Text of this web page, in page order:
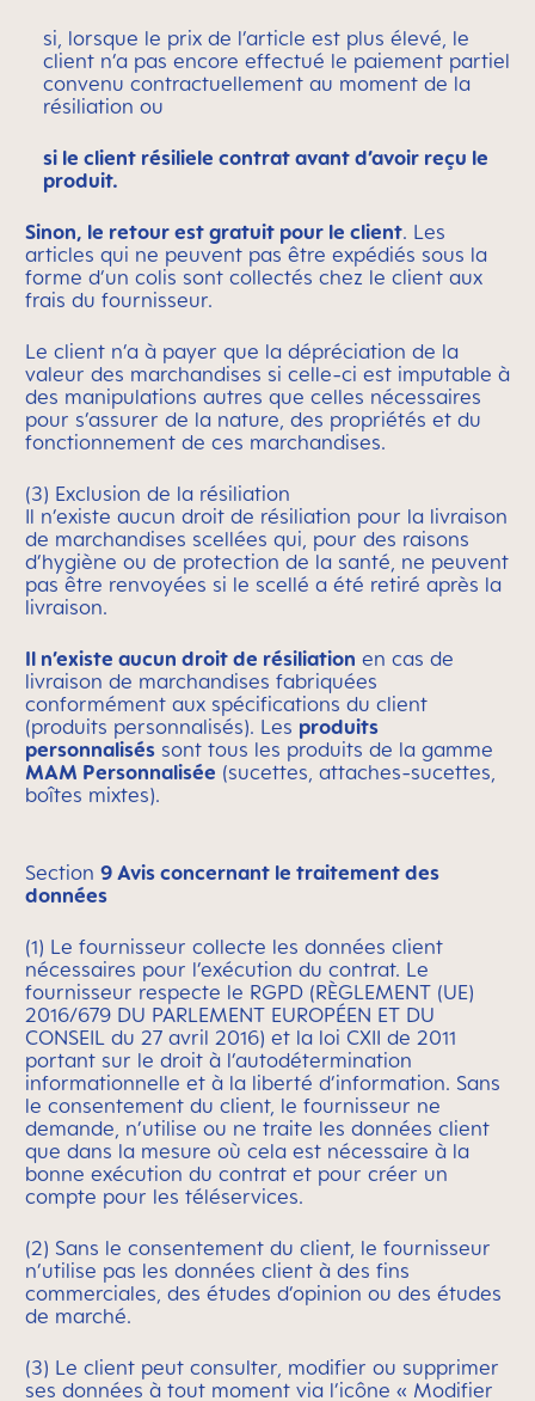
si, lorsque le prix de l’article est plus élevé, le
client n’a pas encore effectué le paiement partiel
convenu contractuellement au moment de la
résiliation ou
si le client résiliele contrat avant d’avoir reçu le
produit.
Sinon, le retour est gratuit pour le client. Les
articles qui ne peuvent pas être expédiés sous la
forme d’un colis sont collectés chez le client aux
frais du fournisseur.
Le client n’a à payer que la dépréciation de la
valeur des marchandises si celle-ci est imputable à
des manipulations autres que celles nécessaires
pour s’assurer de la nature, des propriétés et du
fonctionnement de ces marchandises.
(3) Exclusion de la résiliation
Il n’existe aucun droit de résiliation pour la livraison
de marchandises scellées qui, pour des raisons
d’hygiène ou de protection de la santé, ne peuvent
pas être renvoyées si le scellé a été retiré après la
livraison.
Il n’existe aucun droit de résiliation en cas de
livraison de marchandises fabriquées
conformément aux spécifications du client
(produits personnalisés). Les produits
personnalisés sont tous les produits de la gamme
MAM Personnalisée (sucettes, attaches-sucettes,
boîtes mixtes).
Section 9 Avis concernant le traitement des
données
(1) Le fournisseur collecte les données client
nécessaires pour l’exécution du contrat. Le
fournisseur respecte le RGPD (RÈGLEMENT (UE)
2016/679 DU PARLEMENT EUROPÉEN ET DU
CONSEIL du 27 avril 2016) et la loi CXII de 2011
portant sur le droit à l’autodétermination
informationnelle et à la liberté d’information. Sans
le consentement du client, le fournisseur ne
demande, n’utilise ou ne traite les données client
que dans la mesure où cela est nécessaire à la
bonne exécution du contrat et pour créer un
compte pour les téléservices.
(2) Sans le consentement du client, le fournisseur
n’utilise pas les données client à des fins
commerciales, des études d’opinion ou des études
de marché.
(3) Le client peut consulter, modifier ou supprimer
ses données à tout moment via l’icône « Modifier